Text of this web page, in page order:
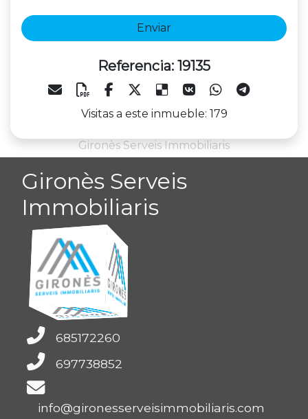
Enviar
Referencia: 19135
Visitas a este inmueble: 179
Gironès Serveis Immobiliaris
Gironès Serveis
Immobiliaris
685172260
697738852
info@gironesserveisimmobiliaris.com